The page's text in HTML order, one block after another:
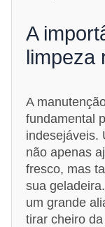
A
limpeza
A
fundamental
indesejáveis.
não apenas
fresco, mas
sua
um grande
tirar cheiro